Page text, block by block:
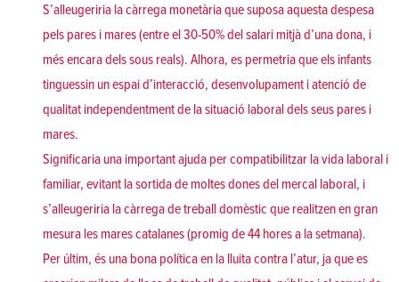
S’alleugeriria la càrrega monetària que suposa aquesta despesa
pels pares i mares (entre el 30-50% del salari mitjà d’una dona, i
més encara dels sous reals). Alhora, es permetria que els infants
tinguessin un espai d’interacció, desenvolupament i atenció de
qualitat independentment de la situació laboral dels seus pares i
mares.
Significaria una important ajuda per compatibilitzar la vida laboral i
familiar, evitant la sortida de moltes dones del mercal laboral, i
s’alleugeriria la càrrega de treball domèstic que realitzen en gran
mesura les mares catalanes (promig de 44 hores a la setmana).
Per últim, és una bona política en la lluita contra l’atur, ja que es